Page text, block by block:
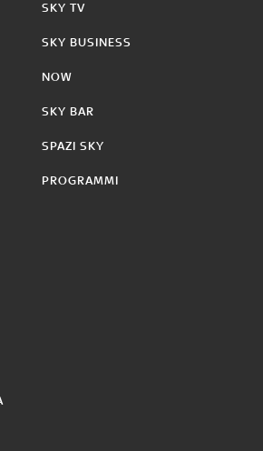
SKY TV
SKY BUSINESS
NOW
SKY BAR
SPAZI SKY
PROGRAMMI